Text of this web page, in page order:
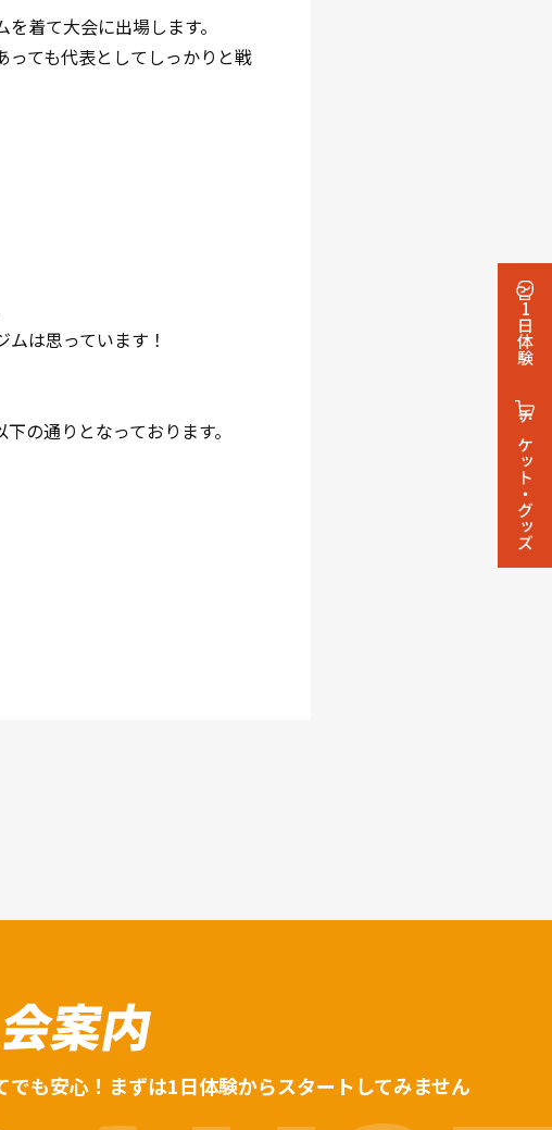
1日体験
チケット・グッズ
着て大会に出場します。
ても代表としてしっかりと戦
は思っています！
の通りとなっております。
案内
でも安心！まずは1日体験からスタートしてみません